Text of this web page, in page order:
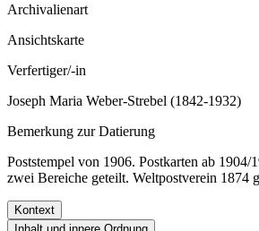
Archivalienart
Ansichtskarte
Verfertiger/-in
Joseph Maria Weber-Strebel (1842-1932)
Bemerkung zur Datierung
Poststempel von 1906. Postkarten ab 1904/
zwei Bereiche geteilt. Weltpostverein 1874
Kontext